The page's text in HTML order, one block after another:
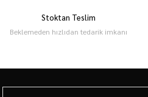
Stoktan Teslim
Beklemeden hızlıdan tedarik imkanı